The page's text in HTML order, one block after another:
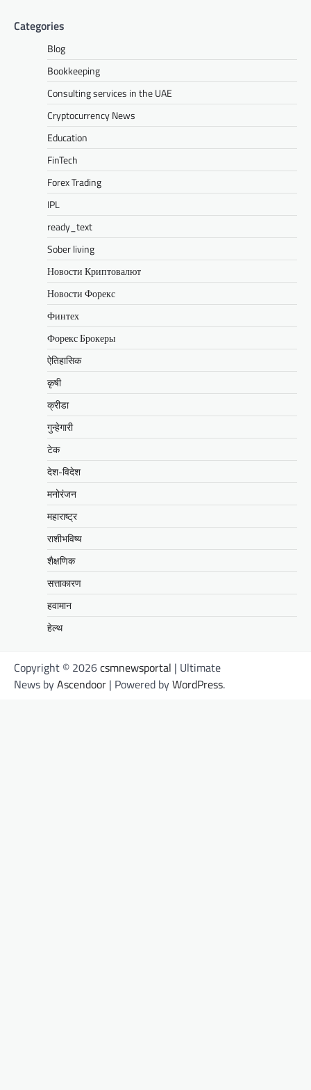
Categories
Blog
Bookkeeping
Consulting services in the UAE
Cryptocurrency News
Education
FinTech
Forex Trading
IPL
ready_text
Sober living
Новости Криптовалют
Новости Форекс
Финтех
Форекс Брокеры
ऐतिहासिक
कृषी
क्रीडा
गुन्हेगारी
टेक
देश-विदेश
मनोरंजन
महाराष्ट्र
राशीभविष्य
शैक्षणिक
सत्ताकारण
हवामान
हेल्थ
Copyright © 2026csmnewsportal | Ultimate
News byAscendoor | Powered byWordPress.